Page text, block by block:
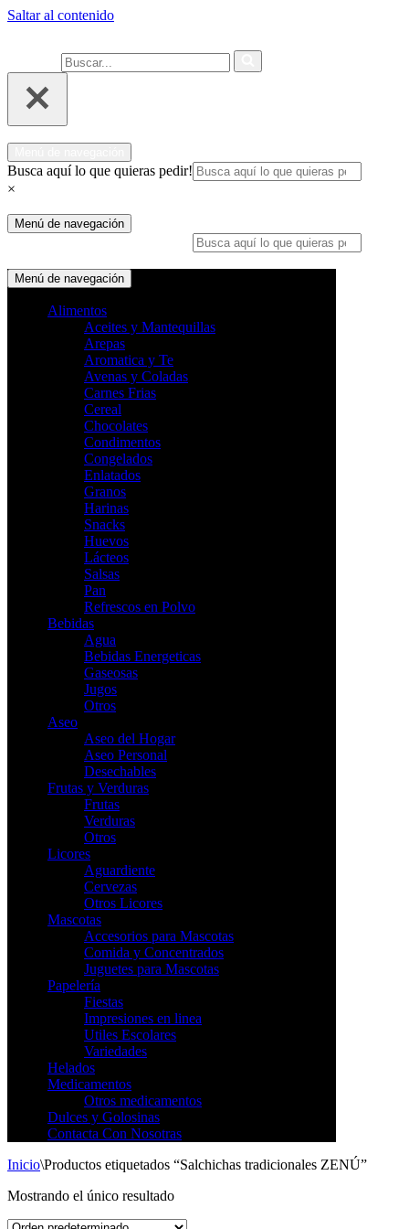
Saltar al contenido
Busca aquí lo que quieras pedir!
×
Menú de navegación
Menú de navegación
Alimentos
Aceites y Mantequillas
Arepas
Aromatica y Te
Avenas y Coladas
Carnes Frias
Cereal
Chocolates
Condimentos
Congelados
Enlatados
Granos
Harinas
Snacks
Huevos
Lácteos
Salsas
Pan
Refrescos en Polvo
Bebidas
Agua
Bebidas Energeticas
Gaseosas
Jugos
Otros
Aseo
Aseo del Hogar
Aseo Personal
Desechables
Frutas y Verduras
Frutas
Verduras
Otros
Licores
Aguardiente
Cervezas
Otros Licores
Mascotas
Accesorios para Mascotas
Comida y Concentrados
Juguetes para Mascotas
Papelería
Fiestas
Impresiones en linea
Utiles Escolares
Variedades
Helados
Medicamentos
Otros medicamentos
Dulces y Golosinas
Contacta Con Nosotras
Inicio\Productos etiquetados “Salchichas tradicionales ZENÚ”
Mostrando el único resultado
Ahora compra fácil y rápido por